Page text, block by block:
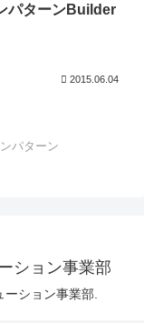
パターンBuilder
2015.06.04
パターン
ション事業部
ション事業部.